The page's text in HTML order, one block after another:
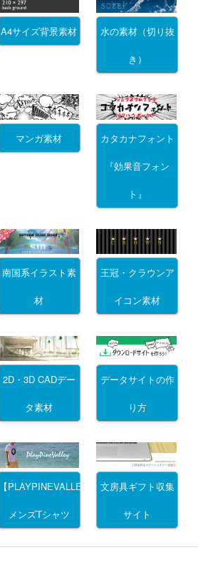
A4サイズ背景素材 水の素材（切り抜
き）
マンガ素材 カタカナフォント
『効果音フォン
ト』
南国系イラスト素
材
王冠・クラウンア
イコン素材
2D・3D CADデー
タ素材
データサイトの作
り方
【PLAYPINEVALLEY】
メンズTシャツ
文房具ギフト収集
サイト